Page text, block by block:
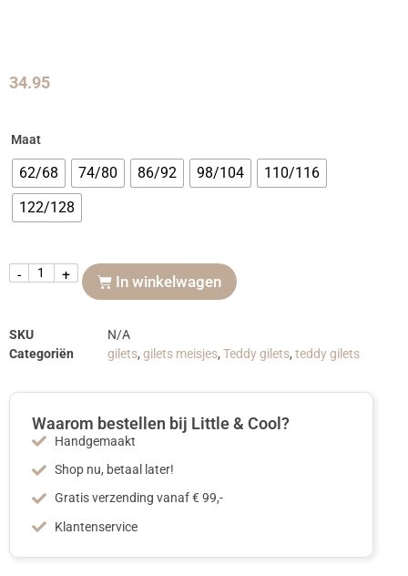
34.95
Maat
62/68 74/80 86/92 98/104
110/116
122/128
- + In winkelwagen
SKU
N/A
Categoriën
gilets, gilets meisjes, Teddy gilets, teddy gilets
Waarom bestellen bij Little & Cool?
Handgemaakt
Shop nu, betaal later!
Gratis verzending vanaf € 99,-
Klantenservice